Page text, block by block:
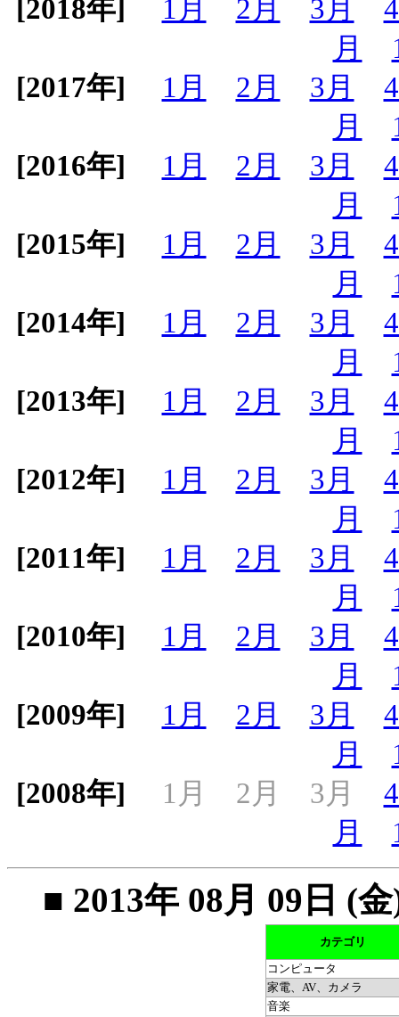
[2018年] 1月 2月 3月
月
[2017年]
1月 2月 3月
月
[2016年]
1月 2月 3月
月
[2015年]
1月 2月 3月
月
[2014年]
1月 2月 3月
月
[2013年]
1月 2月 3月
月
[2012年]
1月 2月 3月
月
[2011年]
1月 2月 3月
月
[2010年]
1月 2月 3月
月
[2009年]
1月 2月 3月
月
[2008年]
1月 2月 3月
月
■ 2013年 08月 09日 (
カテゴリ
コンピュータ
家電、AV、カメラ
音楽